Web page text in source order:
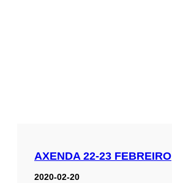
AXENDA 22-23 FEBREIRO
2020-02-20